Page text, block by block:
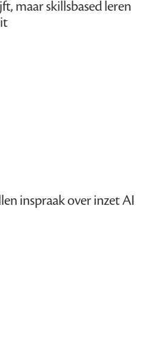
maar skillsbased leren
inspraak over inzet AI